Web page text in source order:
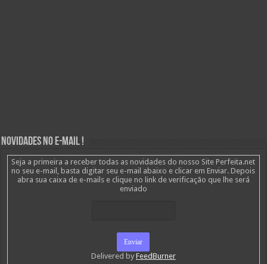
Novidades no E-mail !
Seja a primeira a receber todas as novidades do nosso Site Perfeita.net
no seu e-mail, basta digitar seu e-mail abaixo e clicar em Enviar. Depois
abra sua caixa de e-mails e clique no link de verificação que lhe será
enviado
Delivered by FeedBurner